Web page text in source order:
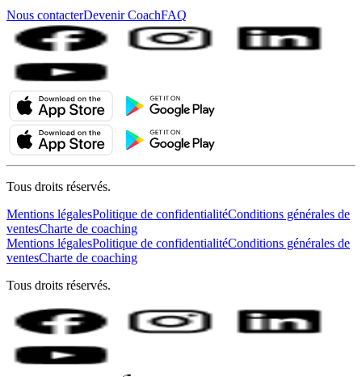
Nous contacterDevenir CoachFAQ
Tous droits réservés.
Mentions légalesPolitique de confidentialitéConditions générales de
ventesCharte de coaching
Mentions légalesPolitique de confidentialitéConditions générales de
ventesCharte de coaching
Tous droits réservés.